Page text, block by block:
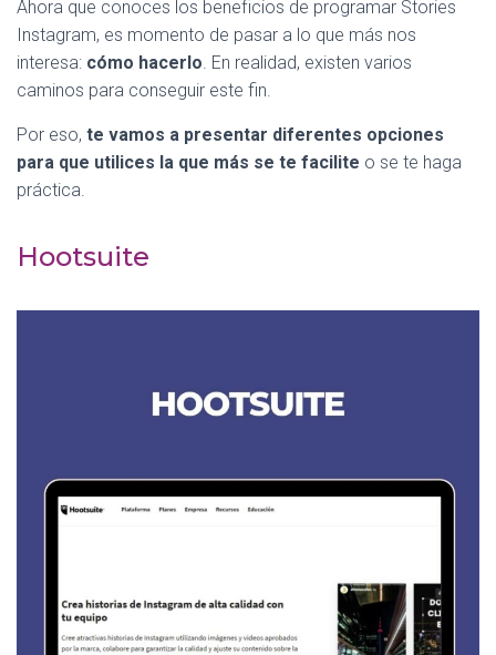
Ahora que conoces los beneficios de programar Stories
Instagram, es momento de pasar a lo que más nos
interesa: cómo hacerlo. En realidad, existen varios
caminos para conseguir este fin.
Por eso, te vamos a presentar diferentes opciones
para que utilices la que más se te facilite o se te haga
práctica.
Hootsuite